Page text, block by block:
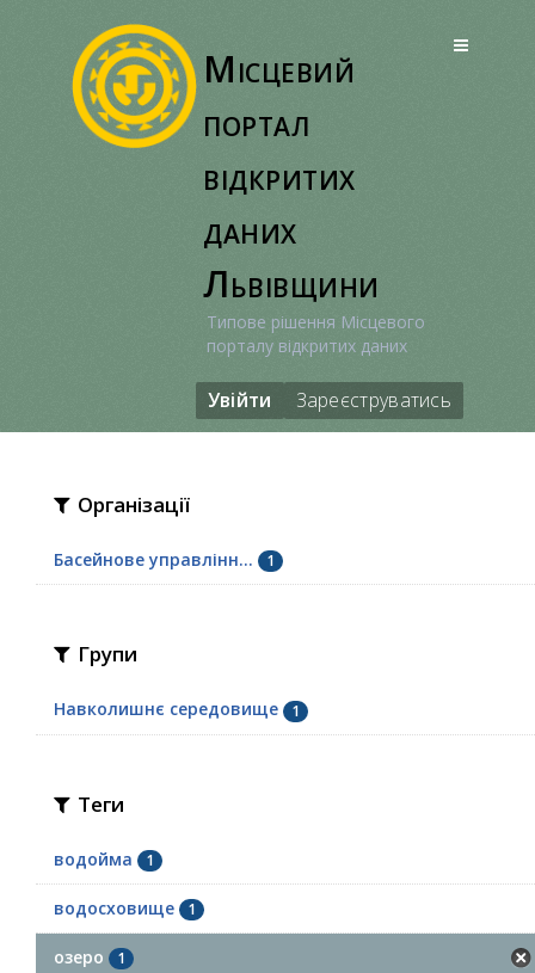
Місцевий
портал
відкритих
даних
Львівщини
Типове рішення Місцевого
порталу відкритих даних
Увійти Зареєструватись
Організації
Басейнове управлінн... 1
Групи
Навколишнє середовище 1
Теги
водойма 1
водосховище 1
озеро 1